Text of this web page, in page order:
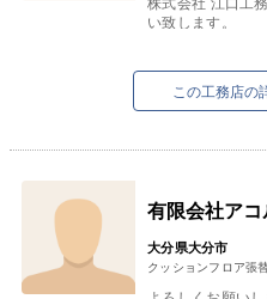
い致します。
この工務店の
有限会社アコ
大分県大分市
クッションフロア張